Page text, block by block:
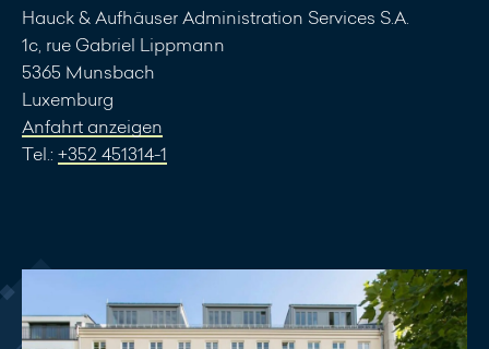
Hauck & Aufhäuser Administration Services S.A.
1c, rue Gabriel Lippmann
5365 Munsbach
Luxemburg
Anfahrt anzeigen
Tel.: +352 451314-1